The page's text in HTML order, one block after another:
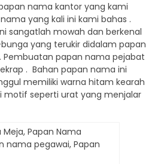
nama kantor yang kami
yang kali ini kami bahas .
sangatlah mowah dan berkenal
yang terukir didalam papan
papan nama pejabat
. Bahan papan nama ini
memiliki warna hitam kearah
motif seperti urat yang menjalar